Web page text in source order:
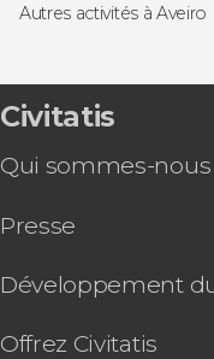
Autres activités à Aveiro
Aveiro
Train touristique
Atelier de
Dégustation de vin
Visite du quartier
Civitatis
Qui sommes-nous
Presse
Développement
Offrez Civitatis